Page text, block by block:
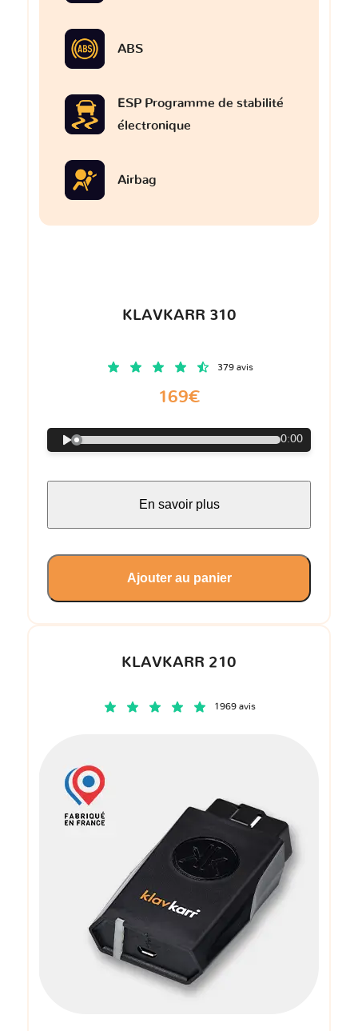
KLAVKARR 210
1969 avis
ABS
ESP Programme de stabilité
électronique
Airbag
KLAVKARR 310
379 avis
169€
0:00
En savoir plus
Ajouter au panier